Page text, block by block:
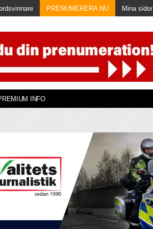
PRENUMERERA NU Mina sidor
INFO